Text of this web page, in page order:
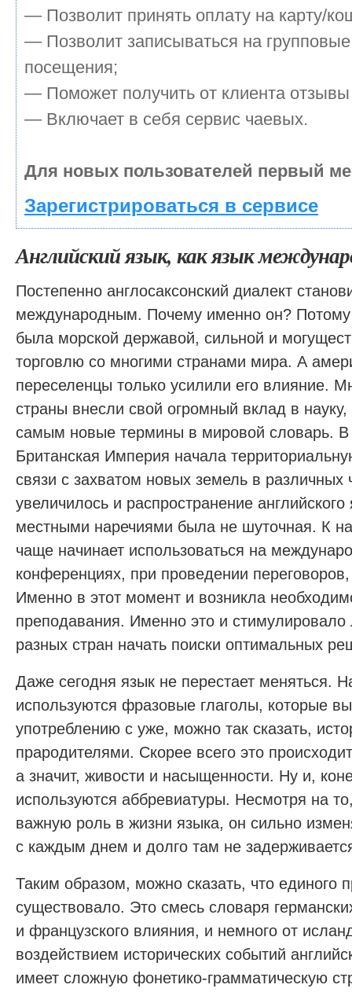
— Позволит принять оплату на карту/
— Позволит записываться на
посещения;
— Поможет получить от клиента отзывы
— Включает в себя сервис чаевых.
Для новых пользователей первый
Зарегистрироваться в сервисе
Английский язык, как язык
Постепенно англосаксонский диалект
международным. Почему именно он? Потому
была морской державой, сильной и
торговлю со многими странами мира. А
переселенцы только усилили его влияние.
страны внесли свой огромный вклад в
самым новые термины в мировой словарь. В
Британская Империя начала
связи с захватом новых земель в различных
увеличилось и распространение
местными наречиями была не шуточная. К
чаще начинает использоваться на
конференциях, при проведении
Именно в этот момент и возникла
преподавания. Именно это и стимулировало
разных стран начать поиски оптимальных
Даже сегодня язык не перестает меняться.
используются фразовые глаголы, которые
употреблению с уже, можно так сказать,
прародителями. Скорее всего это
а значит, живости и насыщенности. Ну и,
используются аббревиатуры. Несмотря на
важную роль в жизни языка, он сильно
с каждым днем и долго там не
Таким образом, можно сказать, что единого
существовало. Это смесь словаря
и французского влияния, и немного от
воздействием исторических событий
имеет сложную фонетико-грамматическую